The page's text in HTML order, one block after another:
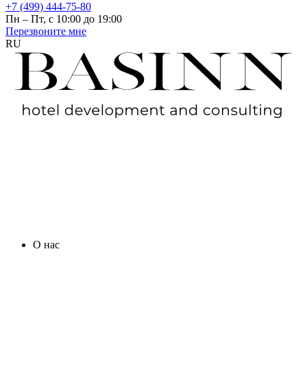
+7 (499) 444-75-80
Пн – Пт, с 10:00 до 19:00
Перезвоните мне
RU
О нас